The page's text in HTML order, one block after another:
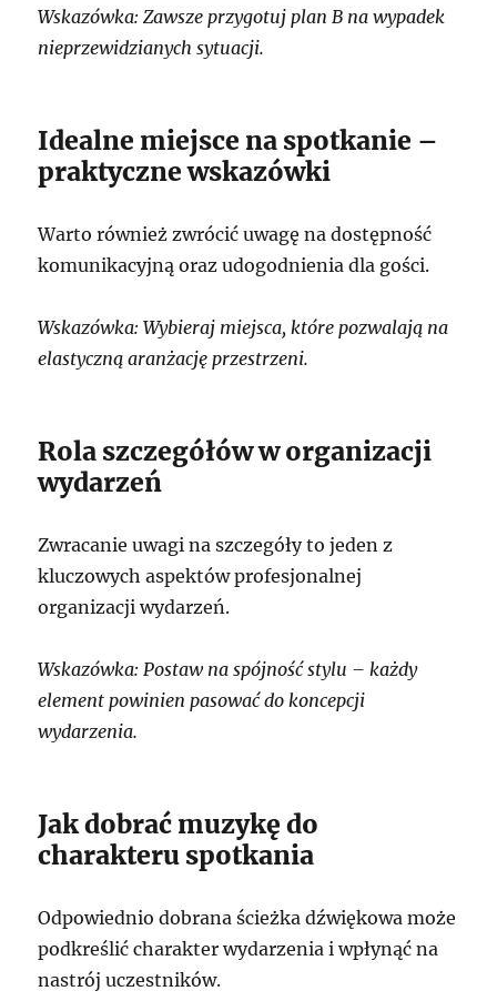
Wskazówka: Zawsze przygotuj plan B na wypadek
nieprzewidzianych sytuacji.
Idealne miejsce na spotkanie –
praktyczne wskazówki
Warto również zwrócić uwagę na dostępność
komunikacyjną oraz udogodnienia dla gości.
Wskazówka: Wybieraj miejsca, które pozwalają na
elastyczną aranżację przestrzeni.
Rola szczegółów w organizacji
wydarzeń
Zwracanie uwagi na szczegóły to jeden z
kluczowych aspektów profesjonalnej
organizacji wydarzeń.
Wskazówka: Postaw na spójność stylu – każdy
element powinien pasować do koncepcji
wydarzenia.
Jak dobrać muzykę do
charakteru spotkania
Odpowiednio dobrana ścieżka dźwiękowa może
podkreślić charakter wydarzenia i wpłynąć na
nastrój uczestników.